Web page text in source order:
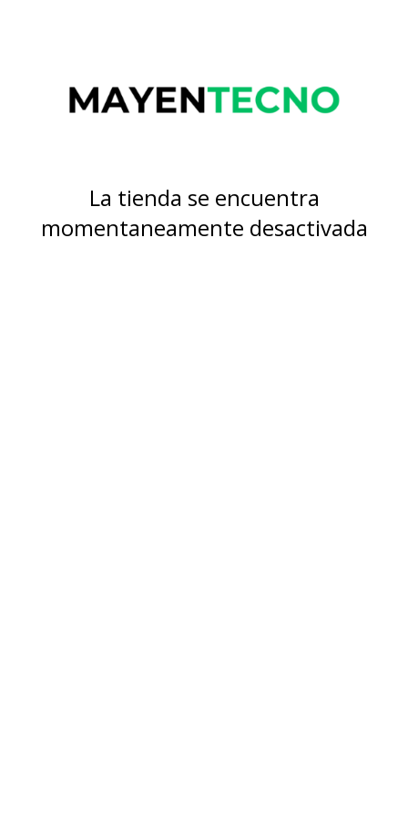
La tienda se encuentra
momentaneamente desactivada